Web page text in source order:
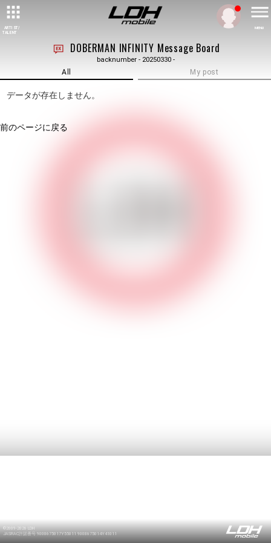
ARTIST/
TALENT
MENU
DOBERMAN INFINITY Message Board
backnumber - 20250330 -
All My post
データが存在しません。
前のページに戻る
©2009-2026 LDH
JASRAC許諾番号 9008675017Y55011 9008675014Y41011